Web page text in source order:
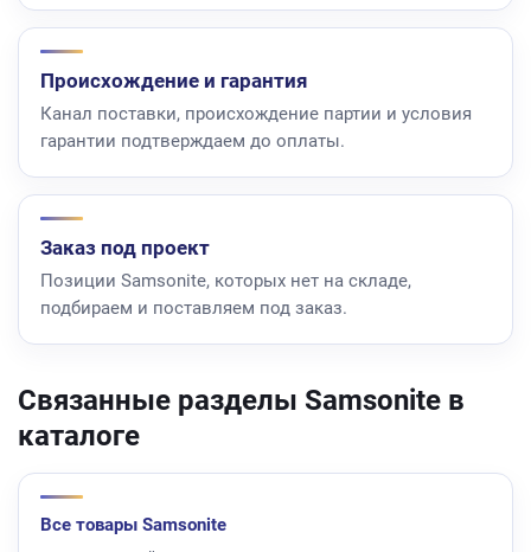
Происхождение и гарантия
Канал поставки, происхождение партии и условия
гарантии подтверждаем до оплаты.
Заказ под проект
Позиции Samsonite, которых нет на складе,
подбираем и поставляем под заказ.
Связанные разделы Samsonite в
каталоге
Все товары Samsonite